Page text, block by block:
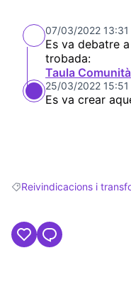
07/03/2022 13:31
Es va debatre
trobada:
Taula
25/03/2022 15:51
Es va crear
Resultats en filtrar per:
Reivindicacions i